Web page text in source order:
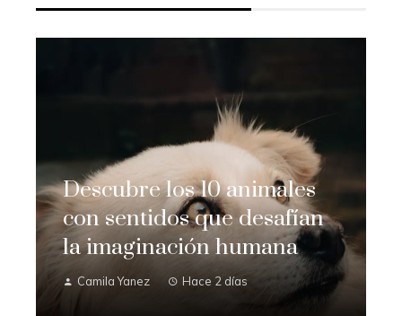
Descubre los 10 animales
con sentidos que desafían
la imaginación humana
Camila Yanez Hace 2 días